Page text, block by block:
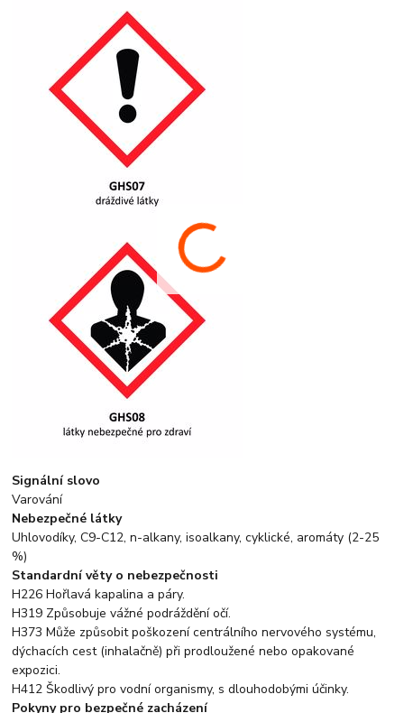
Signální slovo
Varování
Nebezpečné látky
Uhlovodíky, C9-C12, n-alkany, isoalkany, cyklické, aromáty (2-25
%)
Standardní věty o nebezpečnosti
H226 Hořlavá kapalina a páry.
H319 Způsobuje vážné podráždění očí.
H373 Může způsobit poškození centrálního nervového systému,
dýchacích cest (inhalačně) při prodloužené nebo opakované
expozici.
H412 Škodlivý pro vodní organismy, s dlouhodobými účinky.
Pokyny pro bezpečné zacházení